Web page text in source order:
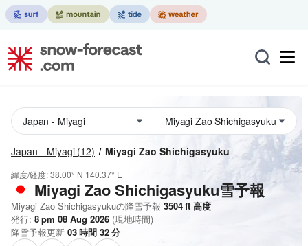
Japan - Miyagi (12) Miyagi Zao Shichigasyuku
緯度/経度:38.00° N 140.37° E
Miyagi Zao Shichigasyuku雪予報
Miyagi Zao Shichigasyukuの降雪予報 3504ft 高度
発行: 8 pm 08 Aug 2026 (現地時間)
降雪予報更新 03時間 32分